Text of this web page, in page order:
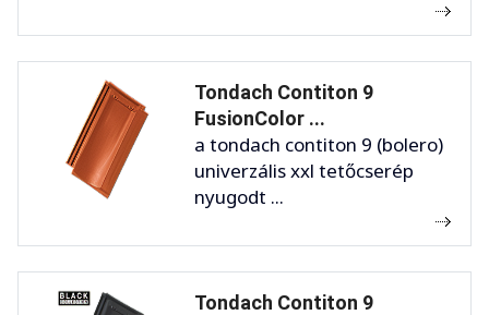
Tondach Contiton 9
FusionColor ...
a tondach contiton 9 (bolero)
univerzális xxl tetőcserép
nyugodt ...
Tondach Contiton 9